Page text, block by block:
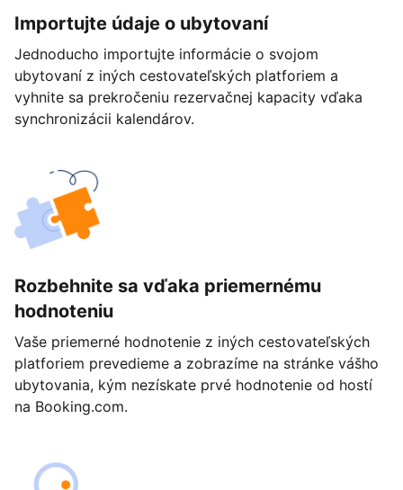
Importujte údaje o ubytovaní
Jednoducho importujte informácie o svojom
ubytovaní z iných cestovateľských platforiem a
vyhnite sa prekročeniu rezervačnej kapacity vďaka
synchronizácii kalendárov.
Rozbehnite sa vďaka priemernému
hodnoteniu
Vaše priemerné hodnotenie z iných cestovateľských
platforiem prevedieme a zobrazíme na stránke vášho
ubytovania, kým nezískate prvé hodnotenie od hostí
na Booking.com.